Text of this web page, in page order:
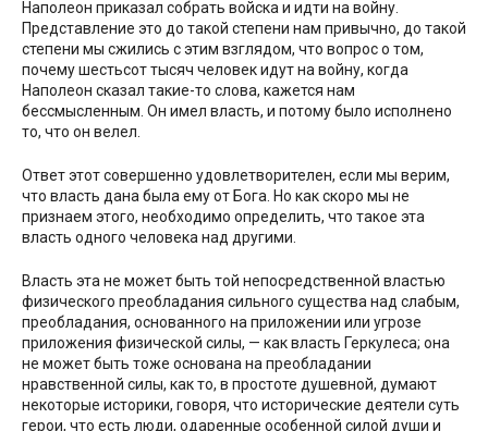
Наполеон приказал собрать войска и идти на войну.
Представление это до такой степени нам привычно, до такой
степени мы сжились с этим взглядом, что вопрос о том,
почему шестьсот тысяч человек идут на войну, когда
Наполеон сказал такие-то слова, кажется нам
бессмысленным. Он имел власть, и потому было исполнено
то, что он велел.
Ответ этот совершенно удовлетворителен, если мы верим,
что власть дана была ему от Бога. Но как скоро мы не
признаем этого, необходимо определить, что такое эта
власть одного человека над другими.
Власть эта не может быть той непосредственной властью
физического преобладания сильного существа над слабым,
преобладания, основанного на приложении или угрозе
приложения физической силы, — как власть Геркулеса; она
не может быть тоже основана на преобладании
нравственной силы, как то, в простоте душевной, думают
некоторые историки, говоря, что исторические деятели суть
герои, что есть люди, одаренные особенной силой души и